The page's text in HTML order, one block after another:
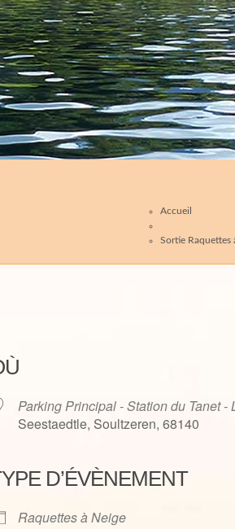
Accueil
Sortie Raquettes
Parking Principal - Station du Tanet -
Seestaedtle, Soultzeren, 68140
D’ÉVÈNEMENT
Raquettes à Neige